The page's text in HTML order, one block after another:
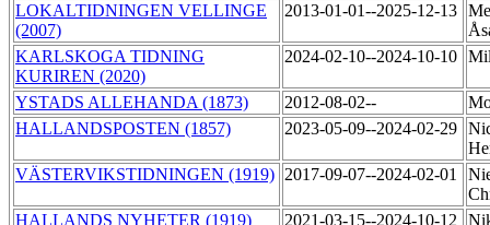
LOKALTIDNINGEN VELLINGE
(2007)
2013-01-01--2025-12-13
KARLSKOGA TIDNING
KURIREN (2020)
2024-02-10--2024-10-10
YSTADS ALLEHANDA (1873) 2012-08-02--
HALLANDSPOSTEN (1857)
2023-05-09--2024-02-29
VÄSTERVIKSTIDNINGEN (1919) 2017-09-07--2024-02-01
HALLANDS NYHETER (1919)
2021-03-15--2024-10-12